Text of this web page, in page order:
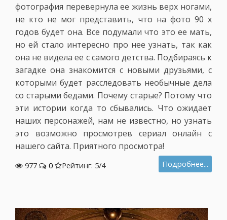
фотография перевернула ее жизнь верх ногами,
не кто не мог представить, что на фото 90 х
годов будет она. Все подумали что это ее мать,
но ей стало интересно про нее узнать, так как
она не видела ее с самого детства. Подбираясь к
загадке она знакомится с новыми друзьями, с
которыми будет расследовать необычные дела
со старыми бедами. Почему старые? Потому что
эти истории когда то сбывались. Что ожидает
наших персонажей, нам не известно, но узнать
это возможно просмотрев сериал онлайн с
нашего сайта. Приятного просмотра!
977 0 Рейтинг: 5/4 Подробнее...